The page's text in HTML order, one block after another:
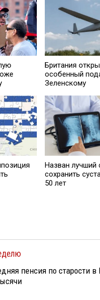
Британия
особенный
Зеленскому
Назван лучший
сохранить
50 лет
пенсия по старости в